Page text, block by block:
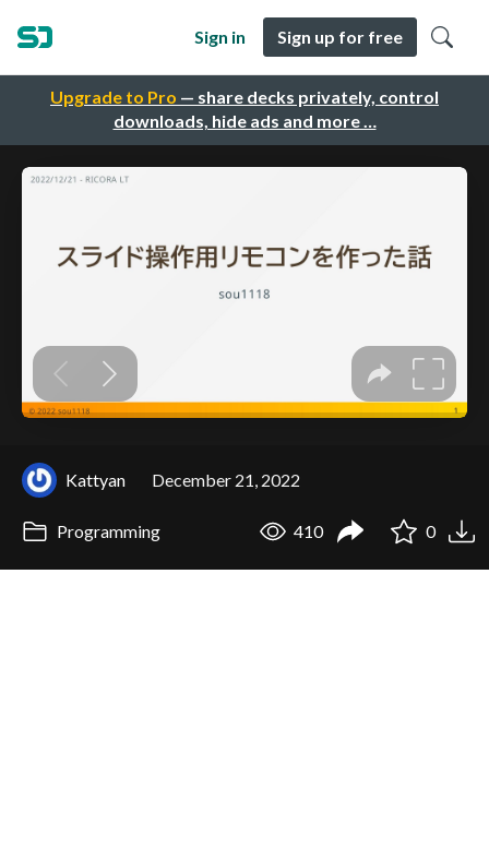
Upgrade to Pro — share decks privately, control
downloads, hide ads and more …
Sign in Sign up for free
Kattyan December 21, 2022
Programming 410 0